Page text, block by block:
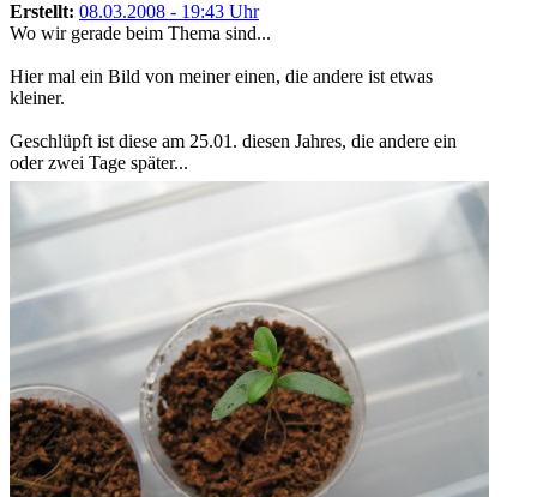
Erstellt: 08.03.2008 - 19:43 Uhr
Wo wir gerade beim Thema sind...
Hier mal ein Bild von meiner einen, die andere ist etwas
kleiner.
Geschlüpft ist diese am 25.01. diesen Jahres, die andere ein
oder zwei Tage später...